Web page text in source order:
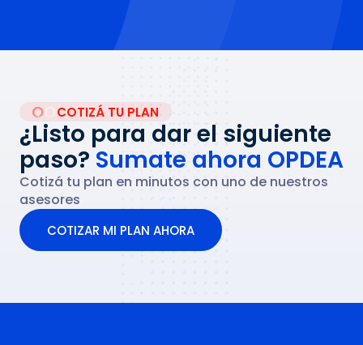
HABLAR CON UN ASESOR
COTIZÁ TU PLAN
¿Listo para dar el siguiente
paso? Sumate ahora OPDEA
Cotizá tu plan en minutos con uno de nuestros
asesores
COTIZAR MI PLAN AHORA